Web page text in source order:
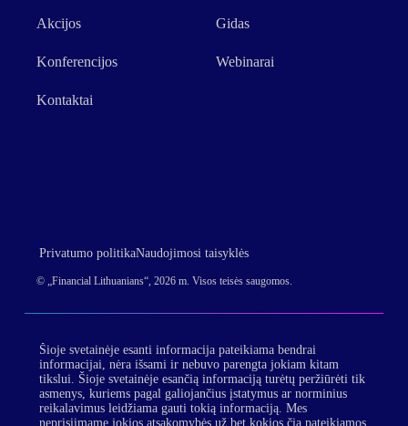
Akcijos
Konferencijos
Kontaktai
Gidas
Webinarai
Privatumo politikaNaudojimosi taisyklės
© „Financial Lithuanians“, 2026 m. Visos teisės saugomos.
Šioje svetainėje esanti informacija pateikiama bendrai
informacijai, nėra išsami ir nebuvo parengta jokiam kitam
tikslui. Šioje svetainėje esančią informaciją turėtų peržiūrėti tik
asmenys, kuriems pagal galiojančius įstatymus ar norminius
reikalavimus leidžiama gauti tokią informaciją. Mes
neprisiimame jokios atsakomybės už bet kokios čia pateikiamos